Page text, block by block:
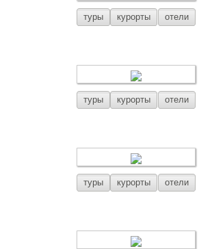
туры курорты отели
туры курорты отели
туры курорты отели